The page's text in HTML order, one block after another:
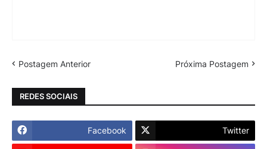
Postagem Anterior Próxima Postagem
REDES SOCIAIS
Facebook Twitter